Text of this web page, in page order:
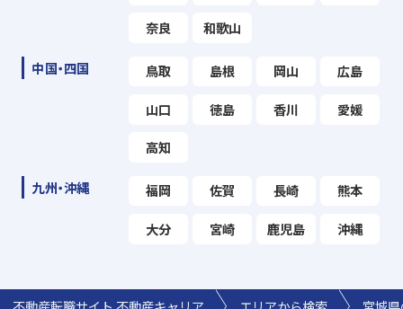
奈良 和歌山
中国・四国 鳥取 島根 岡山 広島
山口 徳島 香川 愛媛
高知
九州・沖縄 福岡 佐賀 長崎 熊本
大分 宮崎 鹿児島 沖縄